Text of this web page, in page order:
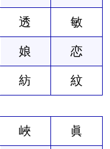
透 敏
娘 恋
紡 紋
峽 眞